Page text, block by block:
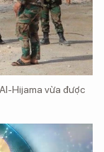
Hijama vừa được